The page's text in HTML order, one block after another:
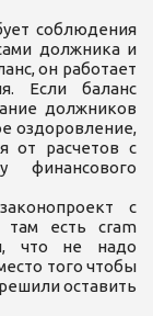
соблюдения
должника и
он работает
Если баланс
должников
оздоровление,
от расчетов с
финансового
с
там есть cram
что не надо
того чтобы
оставить